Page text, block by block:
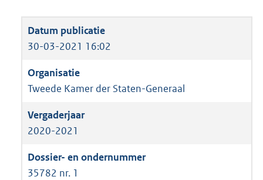
30-03-2021 16:02
Tweede Kamer der Staten-Generaal
2020-2021
35782 nr. 1